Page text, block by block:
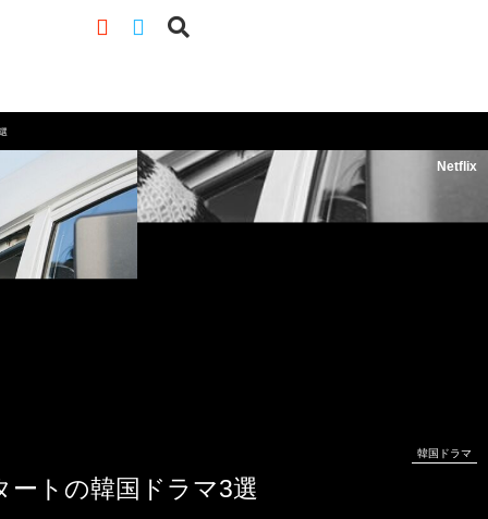
Netflix
韓国ドラマ
ートの韓国ドラマ3選